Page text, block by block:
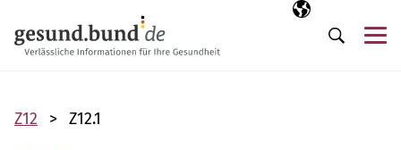
Выбранный
RU
Поиск
Z12 Z12.1